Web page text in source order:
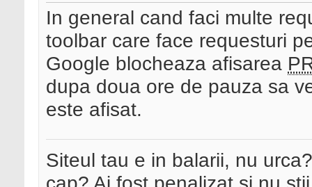
In general cand faci multe
toolbar care face requesturi
Google blocheaza afisarea
dupa doua ore de pauza sa
este afisat.
Siteul tau e in balarii, nu